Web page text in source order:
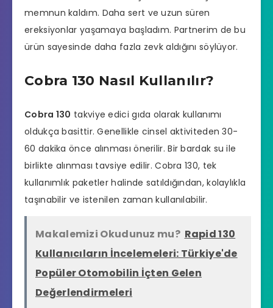
memnun kaldım. Daha sert ve uzun süren
ereksiyonlar yaşamaya başladım. Partnerim de bu
ürün sayesinde daha fazla zevk aldığını söylüyor.
Cobra 130 Nasıl Kullanılır?
Cobra 130 takviye edici gıda olarak kullanımı
oldukça basittir. Genellikle cinsel aktiviteden 30-
60 dakika önce alınması önerilir. Bir bardak su ile
birlikte alınması tavsiye edilir. Cobra 130, tek
kullanımlık paketler halinde satıldığından, kolaylıkla
taşınabilir ve istenilen zaman kullanılabilir.
Makalemizi Okudunuz mu? Rapid 130
Kullanıcıların İncelemeleri: Türkiye'de
Popüler Otomobilin İçten Gelen
Değerlendirmeleri